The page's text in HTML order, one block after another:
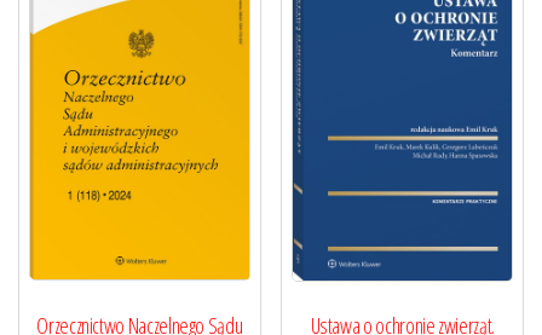
Orzecznictwo Naczelnego Sądu Ustawa o ochronie zwierząt.